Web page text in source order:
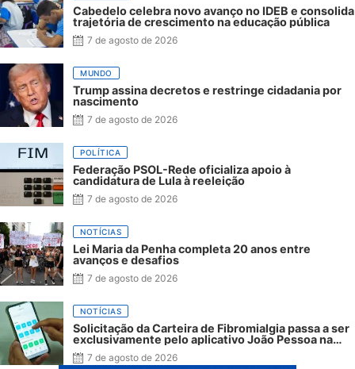
Cabedelo celebra novo avanço no IDEB e consolida
trajetória de crescimento na educação pública
7 de agosto de 2026
MUNDO
Trump assina decretos e restringe cidadania por
nascimento
7 de agosto de 2026
POLÍTICA
Federação PSOL-Rede oficializa apoio à
candidatura de Lula à reeleição
7 de agosto de 2026
NOTÍCIAS
Lei Maria da Penha completa 20 anos entre
avanços e desafios
7 de agosto de 2026
NOTÍCIAS
Solicitação da Carteira de Fibromialgia passa a ser
exclusivamente pelo aplicativo João Pessoa na
Palma da Mão
7 de agosto de 2026